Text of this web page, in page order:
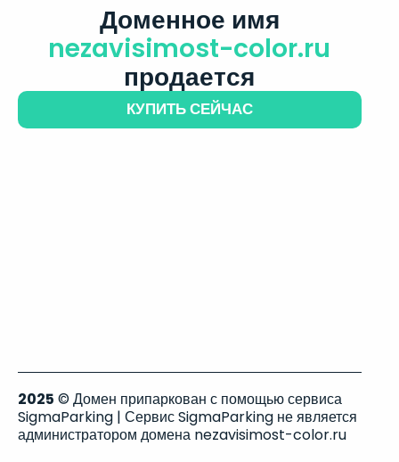
Доменное имя
nezavisimost-color.ru
продается
КУПИТЬ СЕЙЧАС
2025 © Домен припаркован с помощью сервиса
SigmaParking | Сервис SigmaParking не является
администратором домена nezavisimost-color.ru